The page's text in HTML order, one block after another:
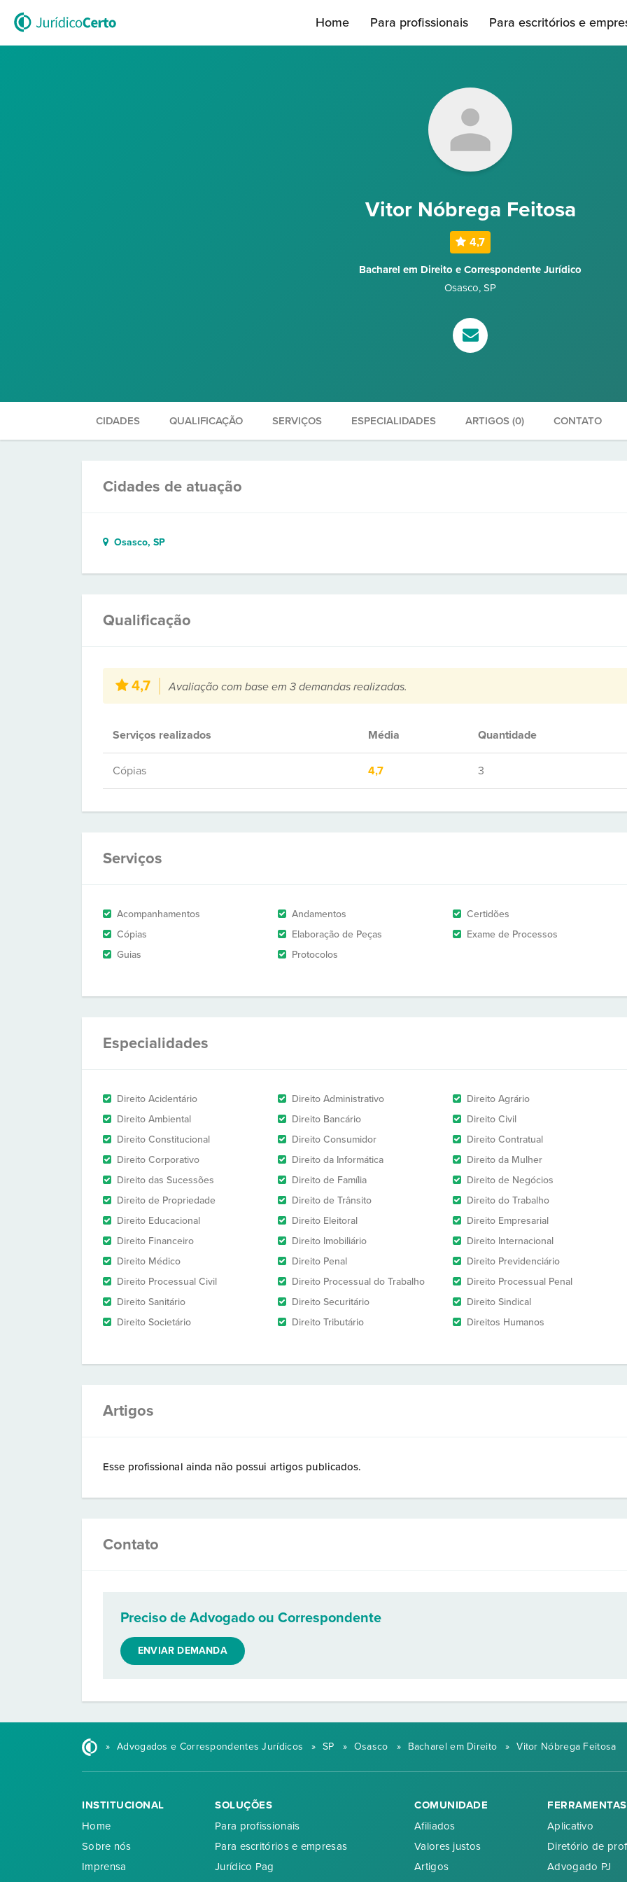
Home Para profissionais Para escritórios e
Vitor Nóbrega Feitosa
4,7
Bacharel em Direito e Correspondente Jurídico
Osasco, SP
CIDADES QUALIFICAÇÃO SERVIÇOS ESPECIALIDADES ARTIGOS (0) CONTATO
Cidades de atuação
Osasco, SP
Qualificação
4,7 Avaliação com base em 3 demandas realizadas.
Serviços realizados Média Quantidade
Cópias 4,7 3
Serviços
Acompanhamentos Andamentos
Certidões
Cópias
Elaboração de Peças
Exame de Processos
Guias
Protocolos
Especialidades
Direito Acidentário Direito Administrativo
Direito Agrário
Direito Ambiental
Direito Bancário
Direito Civil
Direito Constitucional
Direito Consumidor
Direito Contratual
Direito Corporativo
Direito da Informática
Direito da Mulher
Direito das Sucessões
Direito de Família
Direito de Negócios
Direito de Propriedade
Direito de Trânsito
Direito do Trabalho
Direito Educacional
Direito Eleitoral
Direito Empresarial
Direito Financeiro
Direito Imobiliário
Direito Internacional
Direito Médico
Direito Penal
Direito Previdenciário
Direito Processual Civil
Direito Processual do Trabalho
Direito Processual Penal
Direito Sanitário
Direito Securitário
Direito Sindical
Direito Societário
Direito Tributário Direitos Humanos
Artigos
Esse profissional ainda não possui artigos publicados.
Contato
Preciso de Advogado ou Correspondente
ENVIAR DEMANDA
» Advogados e Correspondentes Jurídicos » SP » Osasco » Bacharel em Direito » Vitor Nóbrega Feitosa
INSTITUCIONAL
Home
Sobre nós
Imprensa
SOLUÇÕES
Para profissionais
Para escritórios e empresas
Jurídico Pag
COMUNIDADE
Afiliados
Valores justos
Artigos
FERRAMENTAS
Aplicativo
Diretório de
Advogado PJ